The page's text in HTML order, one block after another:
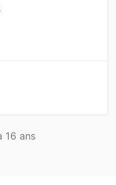
16 ans